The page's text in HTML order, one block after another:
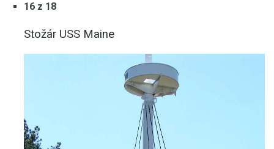
16 z 18
Stožár USS Maine